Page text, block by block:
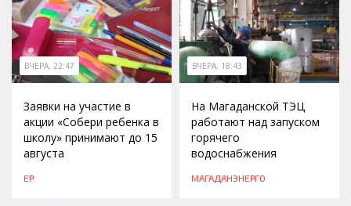
ВЧЕРА, 22:47
Заявки на участие в
акции «Собери ребенка в
школу» принимают до 15
августа
ЕР
ВЧЕРА, 18:43
На Магаданской ТЭЦ
работают над запуском
горячего
водоснабжения
МАГАДАНЭНЕРГО